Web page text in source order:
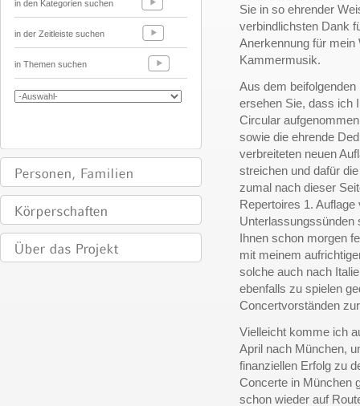
in den Kategorien suchen
in der Zeitleiste suchen
in Themen suchen
Sie in so ehrender
verbindlichsten Dank
Anerkennung für mein
Kammermusik.
Aus dem
ersehen Sie, dass ich
Circular
sowie die ehrende
verbreiteten neuen
streichen und dafür
zumal nach dieser
Repertoires 1.
Unterlassungssünden
Ihnen schon morgen
mit meinem
solche auch nach
ebenfalls zu spielen
Concertvorständen
Vielleicht komme ich
April nach München,
finanziellen Erfolg zu
Concerte in München
schon wieder auf